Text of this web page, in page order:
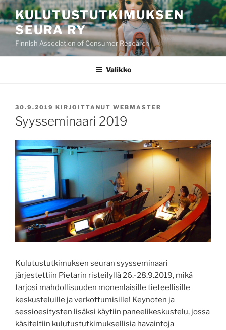
Siirry
sisältöönKULUTUSTUTKIMUKSEN
SEURA RY
Finnish Association of Consumer Research
Valikko
JULKAISTU
30.9.2019 KIRJOITTANUT WEBMASTER
Syysseminaari 2019
Kulutustutkimuksen seuran syysseminaari
järjestettiin Pietarin risteilyllä 26.-28.9.2019, mikä
tarjosi mahdollisuuden monenlaisille tieteellisille
keskusteluille ja verkottumisille! Keynoten ja
sessioesitysten lisäksi käytiin paneelikeskustelu, jossa
käsiteltiin kulutustutkimuksellisia havaintoja